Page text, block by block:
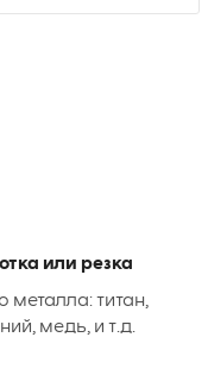
или резка
металла: титан,
медь, и т.д.